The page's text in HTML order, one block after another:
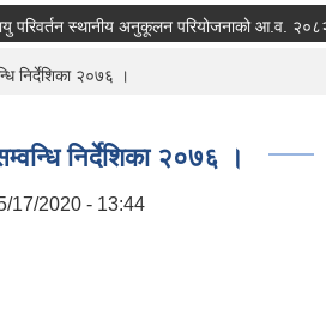
परिवर्तन स्थानीय अनुकूलन परियोजनाको आ.व.
निर्देशिका २०७६ ।
निर्देशिका २०७६ ।
17/2020 - 13:44